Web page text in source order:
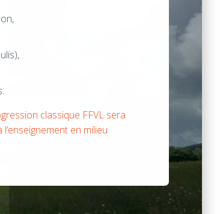
classique FFVL sera
en milieu